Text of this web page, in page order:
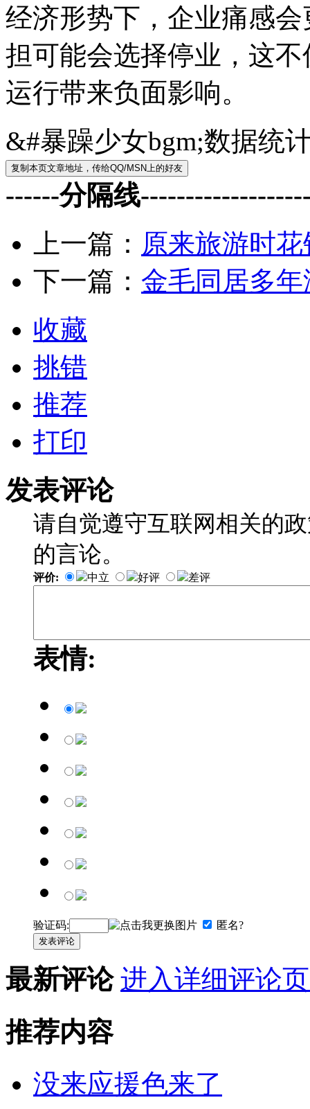
经济形势下，企业痛感
担可能会选择停业，这
运行带来负面影响。
&#暴躁少女bgm;数据统
------分隔线
上一篇： 原来旅游时
下一篇： 金毛同居多
收藏
挑错
推荐
打印
发表评论
请自觉遵守互联网相关的
的言论。
评价: 中立 好评 差评
表情:
验证码: 匿名?
发表评论
最新评论 进入详细评论
推荐内容
没来应援色来了